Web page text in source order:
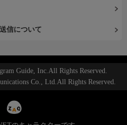
信について
Guide, Inc.All Rights Reserved.
Co., Ltd.All Rights Reserved.